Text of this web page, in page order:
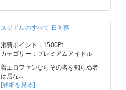
スジドルのすべて 日向葵
消費ポイント：1500Pt
カテゴリー：プレミアムアイドル
着エロファンならその名を知らぬ者
は居な…
[詳細を見る]